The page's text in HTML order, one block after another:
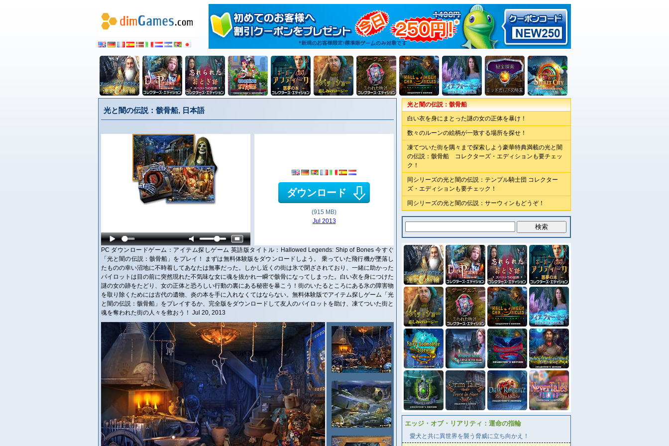
光と闇の伝説：骸骨船, 日本語
ダウンロード
(915 MB)
Jul 2013
PC ダウンロードゲーム：アイテム探しゲーム 英語版タイトル：Hallowed Legends: Ship of Bones 今すぐ
「光と闇の伝説：骸骨船」をプレイ！ まずは無料体験版をダウンロードしよう。 乗っていた飛行機が墜落し
たものの幸い沼地に不時着してあなたは無事だった。しかし近くの街は氷で閉ざされており、一緒に助かった
パイロットは目の前に突然現れた不気味な女に魂を抜かれ一瞬で骸骨になってしまった。白い衣を身につけた
謎の女の跡をたどり、女の正体と恐ろしい行動の裏にある秘密を暴こう！街のいたるところにある氷の障害物
を取り除くためには古代の遺物、炎の本を手に入れなくてはならない。無料体験版でアイテム探しゲーム「光
と闇の伝説：骸骨船」をプレイするか、完全版をダウンロードして友人のパイロットを助け、凍てついた街と
魂を奪われた街の人々を救おう！ Jul 20, 2013
光と闇の伝説：骸骨船
白い衣を身にまとった謎の女の正体を暴け！
数々のルーンの絵柄が一致する場所を探せ！
凍てついた街を隅々まで探索しよう豪華特典満載の光と闇
の伝説：骸骨船 コレクターズ・エディションも要チェッ
ク！
同シリーズの光と闇の伝説：テンプル騎士団 コレクター
ズ・エディションも要チェック！
同シリーズの光と闇の伝説：サーウィンもどうぞ！
エッジ・オブ・リアリティ：運命の指輪
愛犬と共に異世界を襲う脅威に立ち向かえ！